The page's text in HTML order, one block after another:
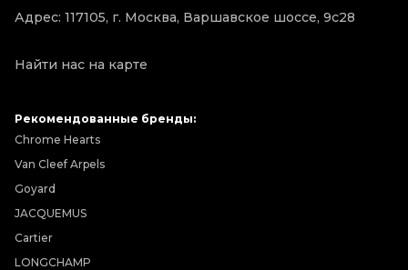
Адрес: 117105, г. Москва, Варшавское шоссе, 9с28
Найти нас на карте
Рекомендованные бренды:
Chrome Hearts
Van Cleef Arpels
Goyard
JACQUEMUS
Cartier
LONGCHAMP